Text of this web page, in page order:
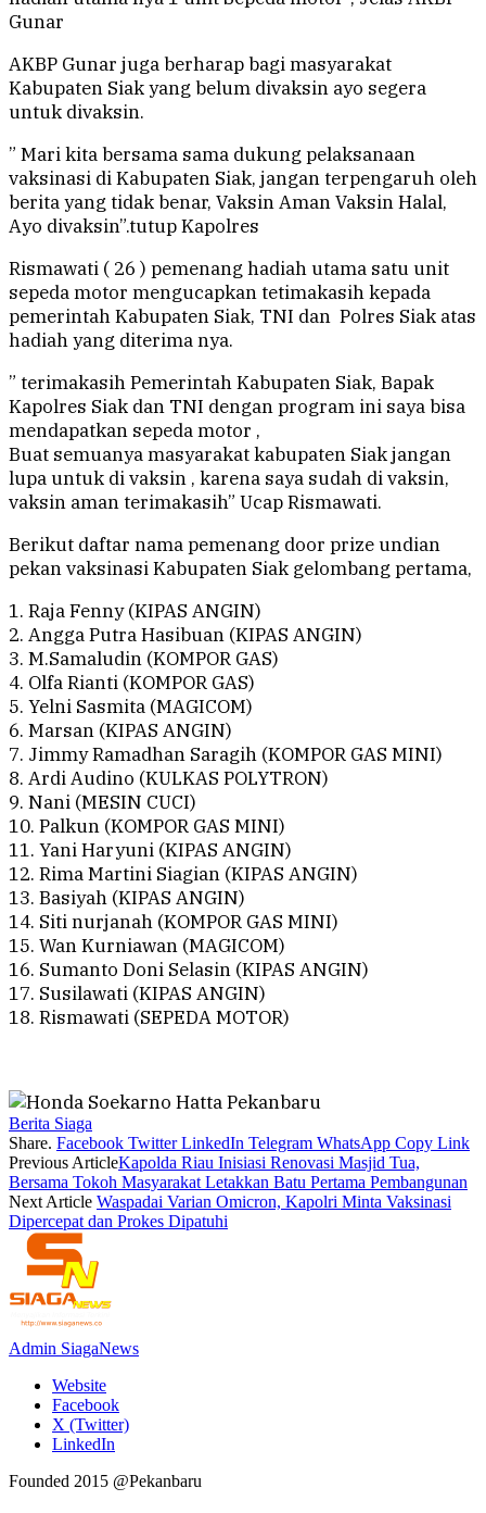
Gunar
AKBP Gunar juga berharap bagi masyarakat
Kabupaten Siak yang belum divaksin ayo segera
untuk divaksin.
” Mari kita bersama sama dukung pelaksanaan
vaksinasi di Kabupaten Siak, jangan terpengaruh oleh
berita yang tidak benar, Vaksin Aman Vaksin Halal,
Ayo divaksin”.tutup Kapolres
Rismawati ( 26 ) pemenang hadiah utama satu unit
sepeda motor mengucapkan tetimakasih kepada
pemerintah Kabupaten Siak, TNI dan Polres Siak atas
hadiah yang diterima nya.
” terimakasih Pemerintah Kabupaten Siak, Bapak
Kapolres Siak dan TNI dengan program ini saya bisa
mendapatkan sepeda motor ,
Buat semuanya masyarakat kabupaten Siak jangan
lupa untuk di vaksin , karena saya sudah di vaksin,
vaksin aman terimakasih” Ucap Rismawati.
Berikut daftar nama pemenang door prize undian
pekan vaksinasi Kabupaten Siak gelombang pertama,
1. Raja Fenny (KIPAS ANGIN)
2. Angga Putra Hasibuan (KIPAS ANGIN)
3. M.Samaludin (KOMPOR GAS)
4. Olfa Rianti (KOMPOR GAS)
5. Yelni Sasmita (MAGICOM)
6. Marsan (KIPAS ANGIN)
7. Jimmy Ramadhan Saragih (KOMPOR GAS MINI)
8. Ardi Audino (KULKAS POLYTRON)
9. Nani (MESIN CUCI)
10. Palkun (KOMPOR GAS MINI)
11. Yani Haryuni (KIPAS ANGIN)
12. Rima Martini Siagian (KIPAS ANGIN)
13. Basiyah (KIPAS ANGIN)
14. Siti nurjanah (KOMPOR GAS MINI)
15. Wan Kurniawan (MAGICOM)
16. Sumanto Doni Selasin (KIPAS ANGIN)
17. Susilawati (KIPAS ANGIN)
18. Rismawati (SEPEDA MOTOR)
Berita Siaga
Share. Facebook Twitter LinkedIn Telegram WhatsApp Copy Link
Previous ArticleKapolda Riau Inisiasi Renovasi Masjid Tua,
Bersama Tokoh Masyarakat Letakkan Batu Pertama Pembangunan
Next Article Waspadai Varian Omicron, Kapolri Minta Vaksinasi
Dipercepat dan Prokes Dipatuhi
Admin SiagaNews
Website
Facebook
X (Twitter)
LinkedIn
Founded 2015 @Pekanbaru